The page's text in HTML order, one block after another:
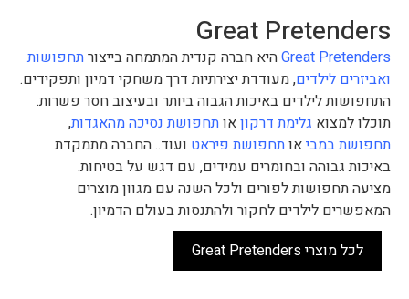
Great Pretenders
Great Pretendersהיא חברה קנדית המתמחה בייצורתחפושות
ואביזרים לילדים, מעודדת יצירתיות דרך משחקי דמיון ותפקידים.
התחפושות לילדים באיכות הגבוה ביותר ובעיצוב חסר פשרות.
תוכלו למצוא גלימת דרקוןאותחפושת נסיכה מהאגדות,
תחפושת במביאותחפושת פיראט ועוד.. החברה מתמקדת
באיכות גבוהה ובחומרים עמידים, עם דגש על בטיחות.
מציעה תחפושות לפורים ולכל השנה עם מגוון מוצרים
המאפשרים לילדים לחקור ולהתנסות בעולם הדמיון.
לכל מוצרי Great Pretenders